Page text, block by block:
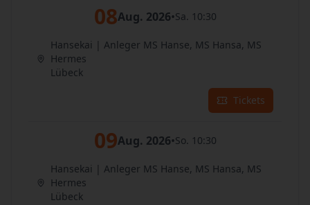
08Aug. 2026•Sa. 10:30
Hansekai | Anleger MS Hanse, MS Hansa, MS
Hermes
Lübeck
Tickets
09Aug. 2026•So. 10:30
Hansekai | Anleger MS Hanse, MS Hansa, MS
Hermes
Lübeck